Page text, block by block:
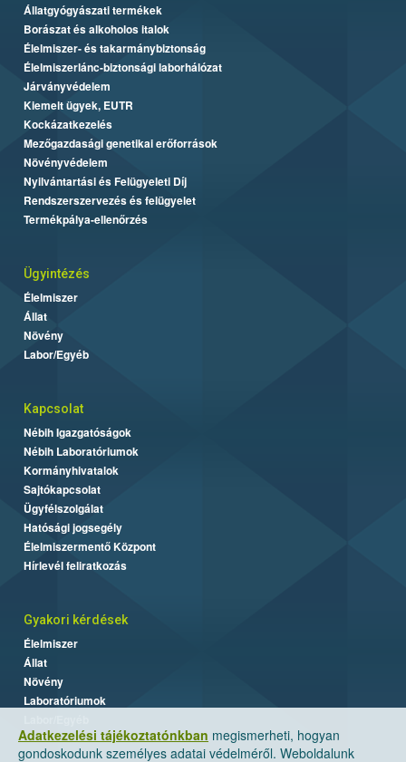
Adatkezelési tájékoztatónkban megismerheti, hogyan
gondoskodunk személyes adatai védelméről. Weboldalunk
Állatgyógyászati termékek
Borászat és alkoholos italok
Élelmiszer- és takarmánybiztonság
Élelmiszerlánc-biztonsági laborhálózat
Járványvédelem
Kiemelt ügyek, EUTR
Kockázatkezelés
Mezőgazdasági genetikai erőforrások
Növényvédelem
Nyilvántartási és Felügyeleti Díj
Rendszerszervezés és felügyelet
Termékpálya-ellenőrzés
Ügyintézés
Élelmiszer
Állat
Növény
Labor/Egyéb
Kapcsolat
Nébih Igazgatóságok
Nébih Laboratóriumok
Kormányhivatalok
Sajtókapcsolat
Ügyfélszolgálat
Hatósági jogsegély
Élelmiszermentő Központ
Hírlevél feliratkozás
Gyakori kérdések
Élelmiszer
Állat
Növény
Laboratóriumok